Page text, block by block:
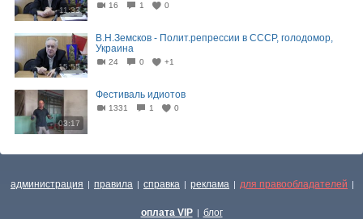
11:33
16 1 0
15:55
В.Н.Земсков - Полит.репрессии в СССР, голодомор,
Украина
24 0 +1
03:17
Фестиваль идиотов
1331 1 0
администрация | правила | справка | реклама | для правообладателей |
оплата VIP | блог